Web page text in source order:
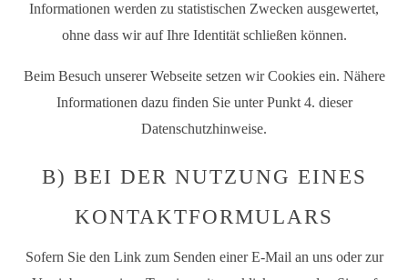
Informationen werden zu statistischen Zwecken ausgewertet,
ohne dass wir auf Ihre Identität schließen können.
Beim Besuch unserer Webseite setzen wir Cookies ein. Nähere
Informationen dazu finden Sie unter Punkt 4. dieser
Datenschutzhinweise.
B) BEI DER NUTZUNG EINES
KONTAKTFORMULARS
Sofern Sie den Link zum Senden einer E-Mail an uns oder zur